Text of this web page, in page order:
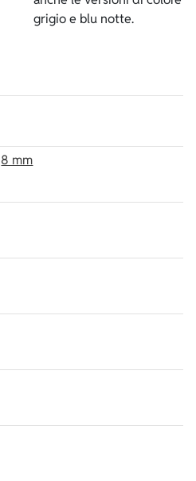
grigio e blu notte.
8 mm